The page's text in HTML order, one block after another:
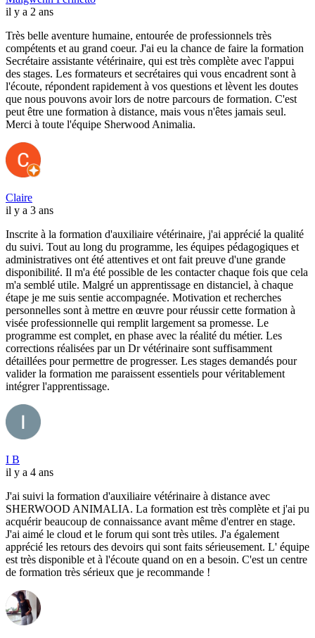
il y a 2 ans
Très belle aventure humaine, entourée de professionnels très
compétents et au grand coeur. J'ai eu la chance de faire la formation
Secrétaire assistante vétérinaire, qui est très complète avec l'appui
des stages. Les formateurs et secrétaires qui vous encadrent sont à
l'écoute, répondent rapidement à vos questions et lèvent les doutes
que nous pouvons avoir lors de notre parcours de formation. C'est
peut être une formation à distance, mais vous n'êtes jamais seul.
Merci à toute l'équipe Sherwood Animalia.
Claire
il y a 3 ans
Inscrite à la formation d'auxiliaire vétérinaire, j'ai apprécié la qualité
du suivi. Tout au long du programme, les équipes pédagogiques et
administratives ont été attentives et ont fait preuve d'une grande
disponibilité. Il m'a été possible de les contacter chaque fois que cela
m'a semblé utile. Malgré un apprentissage en distanciel, à chaque
étape je me suis sentie accompagnée. Motivation et recherches
personnelles sont à mettre en œuvre pour réussir cette formation à
visée professionnelle qui remplit largement sa promesse. Le
programme est complet, en phase avec la réalité du métier. Les
corrections réalisées par un Dr vétérinaire sont suffisamment
détaillées pour permettre de progresser. Les stages demandés pour
valider la formation me paraissent essentiels pour véritablement
intégrer l'apprentissage.
I B
il y a 4 ans
J'ai suivi la formation d'auxiliaire vétérinaire à distance avec
SHERWOOD ANIMALIA. La formation est très complète et j'ai pu
acquérir beaucoup de connaissance avant même d'entrer en stage.
J'ai aimé le cloud et le forum qui sont très utiles. J'a également
apprécié les retours des devoirs qui sont faits sérieusement. L' équipe
est très disponible et à l'écoute quand on en a besoin. C'est un centre
de formation très sérieux que je recommande !